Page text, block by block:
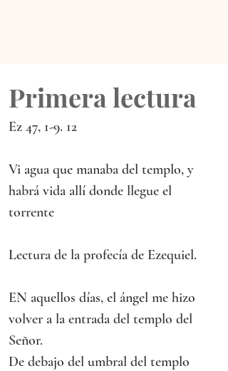
Primera lectura
Ez 47, 1-9. 12
Vi agua que manaba del templo, y
habrá vida allí donde llegue el
torrente
Lectura de la profecía de Ezequiel.
EN aquellos días, el ángel me hizo
volver a la entrada del templo del
Señor.
De debajo del umbral del templo